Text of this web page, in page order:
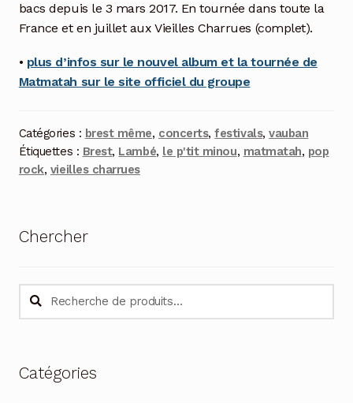
bacs depuis le 3 mars 2017. En tournée dans toute la
France et en juillet aux Vieilles Charrues (complet).
• plus d’infos sur le nouvel album et la tournée de
Matmatah sur le site officiel du groupe
Catégories : brest même, concerts,festivals,vauban
Étiquettes : Brest, Lambé, le p'tit minou, matmatah, pop
rock, vieilles charrues
Chercher
Recherche
pour :
Recherche
Catégories